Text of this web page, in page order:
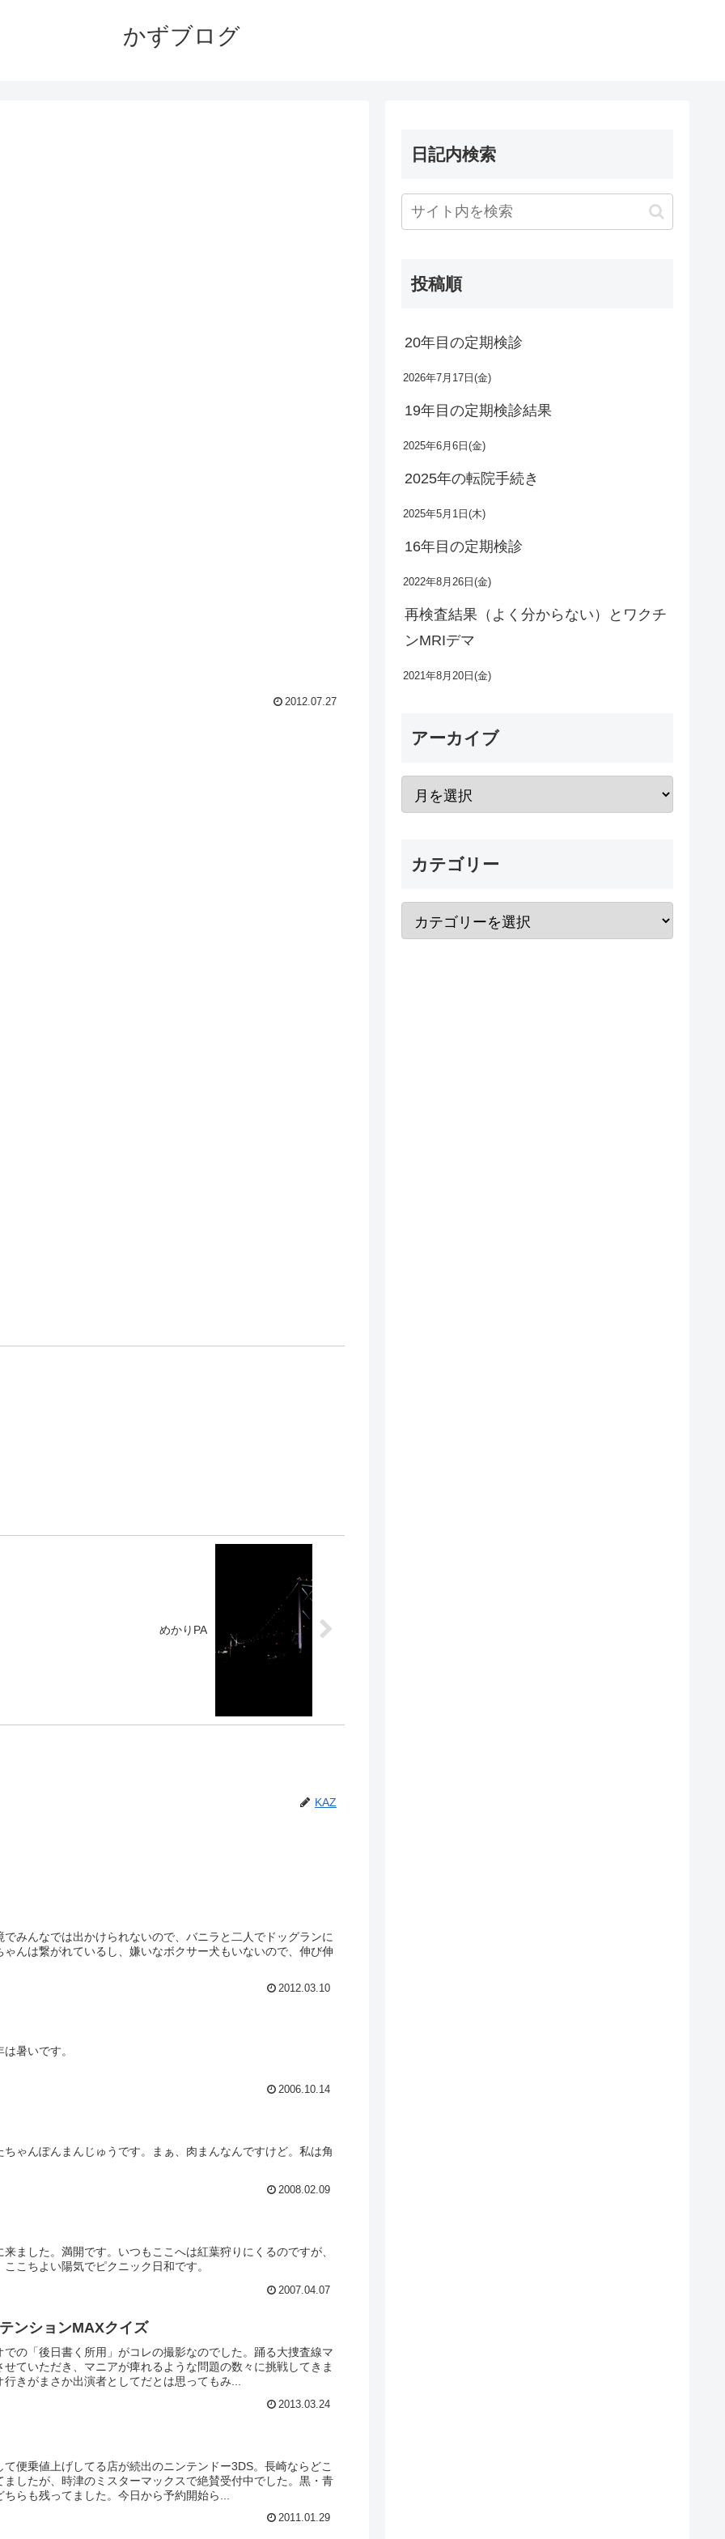
かずブログ
2012.07.27
めかりPA
KAZ
みんなでは出かけられないので、バニラと二人でドッグランに
んは繋がれているし、嫌いなボクサー犬もいないので、伸び伸
2012.03.10
暑いです。
2006.10.14
ゃんぽんまんじゅうです。まぁ、肉まんなんですけど。私は角
2008.02.09
ました。満開です。いつもここへは紅葉狩りにくるのですが、
こちよい陽気でピクニック日和です。
2007.04.07
ンションMAXクイズ
の「後日書く所用」がコレの撮影なのでした。踊る大捜査線マ
ていただき、マニアが痺れるような問題の数々に挑戦してきま
きがまさか出演者としてだとは思ってもみ...
2013.03.24
便乗値上げしてる店が続出のニンテンドー3DS。長崎ならどこ
したが、時津のミスターマックスで絶賛受付中でした。黒・青
らも残ってました。今日から予約開始ら...
2011.01.29
日記内検索
投稿順
20年目の定期検診
2026年7月17日(金)
19年目の定期検診結果
2025年6月6日(金)
2025年の転院手続き
2025年5月1日(木)
16年目の定期検診
2022年8月26日(金)
再検査結果（よく分からない）とワクチ
ンMRIデマ
2021年8月20日(金)
アーカイブ
カテゴリー